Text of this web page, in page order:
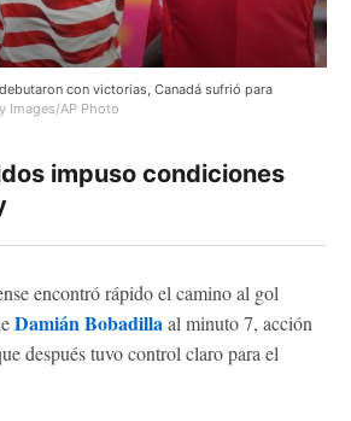
con victorias, Canadá sufrió para
Images/AP Photo
impuso condiciones
encontró rápido el camino al gol
Damián Bobadillaal minuto 7, acción
después tuvo control claro para el